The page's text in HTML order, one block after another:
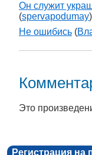
Он служит
(spervapodumay)
Не ошибись (
Это
Регистрация на